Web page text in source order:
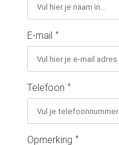
E-mail *
Telefoon *
Opmerking *